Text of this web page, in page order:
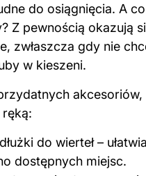
do osiągnięcia. A
Z pewnością okazują
zwłaszcza gdy nie
w kieszeni.
do wierteł –
dostępnych miejsc.